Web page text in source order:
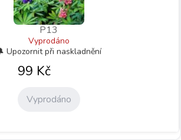
P13
Vyprodáno
99 Kč
Vyprodáno